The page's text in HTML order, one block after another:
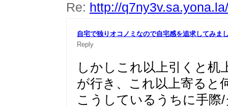
Re: http://
自宅で独りオコノミなので自宅感を追求してみま
Reply
しかしこれ以上引くと机
が行き、これ以上寄ると
こうしているうちに手